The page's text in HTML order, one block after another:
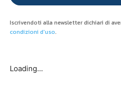
Iscrivendoti alla newsletter dichiari di
condizioni d'uso.
Loading...